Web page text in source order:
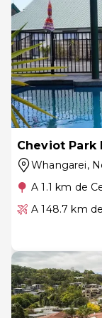
Cheviot Park
Whangarei,
A 1.1 km de
A 148.7 km